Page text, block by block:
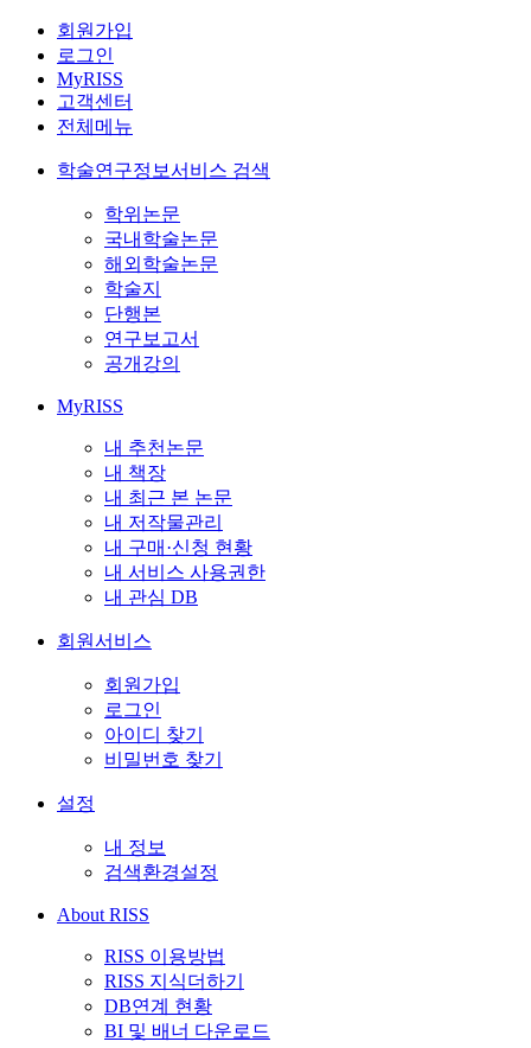
회원가입
로그인
MyRISS
고객센터
전체메뉴
학술연구정보서비스 검색
학위논문
국내학술논문
해외학술논문
학술지
단행본
연구보고서
공개강의
MyRISS
내 추천논문
내 책장
내 최근 본 논문
내 저작물관리
내 구매·신청 현황
내 서비스 사용권한
내 관심 DB
회원서비스
회원가입
로그인
아이디 찾기
비밀번호 찾기
설정
내 정보
검색환경설정
About RISS
RISS 이용방법
RISS 지식더하기
DB연계 현황
BI 및 배너 다운로드